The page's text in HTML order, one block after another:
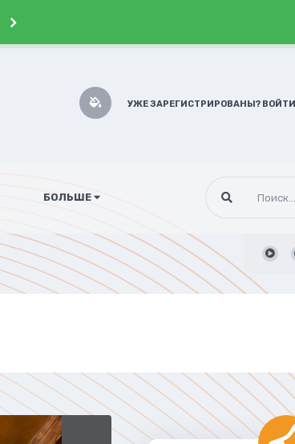
УЖЕ ЗАРЕГИСТРИРОВАНЫ? ВОЙТИ
БОЛЬШЕ